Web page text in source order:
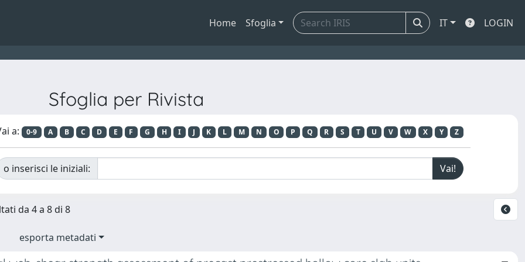
Home Sfoglia IT LOGIN
Sfoglia per Rivista
a: 0-9 A B C D E F G H I J K L M N O P Q R S T U V W X Y Z
o inserisci le iniziali:
da 4 a 8 di 8
esporta metadati